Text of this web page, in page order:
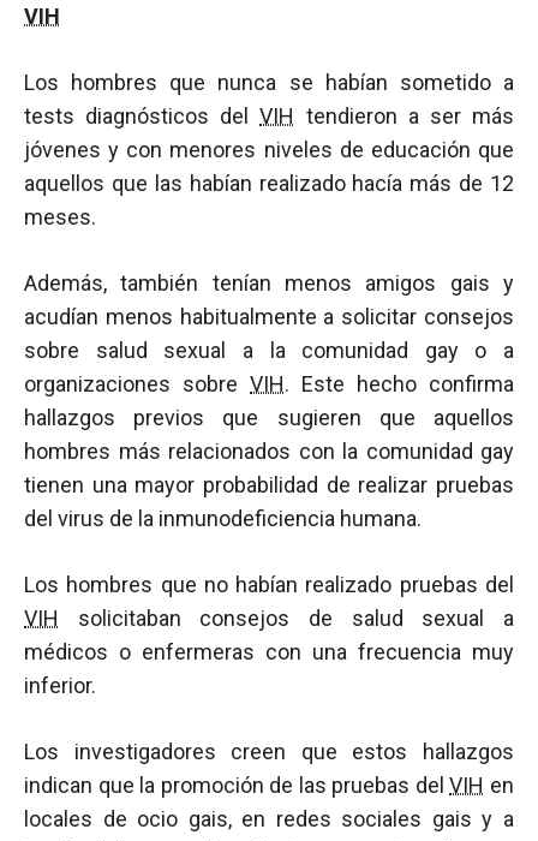
VIH
Los hombres que nunca se habían sometido a
tests diagnósticos delVIH tendieron a ser más
jóvenes y con menores niveles de educación que
aquellos que las habían realizado hacía más de 12
meses.
Además, también tenían menos amigos gais y
acudían menos habitualmente a solicitar consejos
sobre salud sexual a la comunidad gay o a
organizaciones sobre VIH. Este hecho confirma
hallazgos previos que sugieren que aquellos
hombres más relacionados con la comunidad gay
tienen una mayor probabilidad de realizar pruebas
del virus de la inmunodeficiencia humana.
Los hombres que no habían realizado pruebas del
VIH solicitaban consejos de salud sexual a
médicos o enfermeras con una frecuencia muy
inferior.
Los investigadores creen que estos hallazgos
indican que la promoción de las pruebas delVIH en
locales de ocio gais, en redes sociales gais y a